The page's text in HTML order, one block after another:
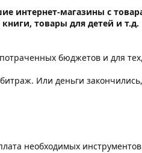
интернет-магазины с
товары для детей и т.д.
бюджетов и для
Или деньги
необходимых